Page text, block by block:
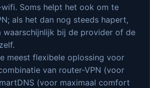
Soms helpt het ook om te
als het dan nog steeds hapert,
waarschijnlijk bij de provider of de
meest flexibele oplossing voor
van router-VPN (voor
(voor maximaal comfort